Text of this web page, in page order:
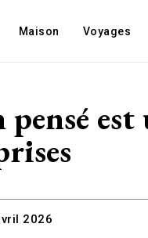
Maison Voyages
2026